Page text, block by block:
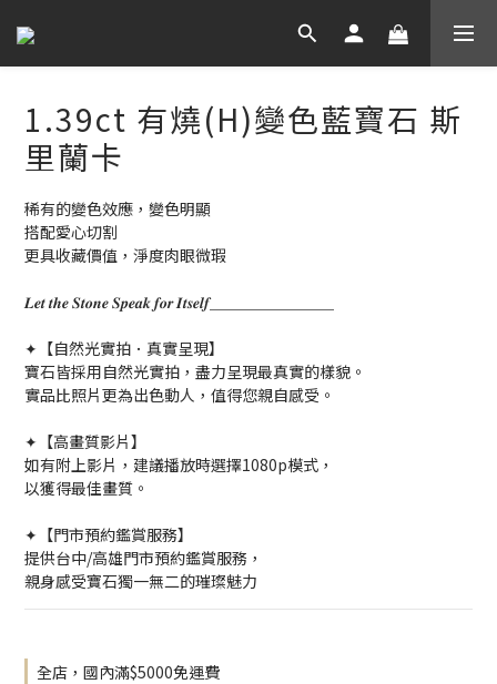
1.39ct 有燒(H)變色藍寶石 斯
里蘭卡
稀有的變色效應，變色明顯
搭配愛心切割
更具收藏價值，淨度肉眼微瑕
𝑳𝒆𝒕 𝒕𝒉𝒆 𝑺𝒕𝒐𝒏𝒆 𝑺𝒑𝒆𝒂𝒌 𝒇𝒐𝒓 𝑰𝒕𝒔𝒆𝒍𝒇＿＿＿＿＿＿＿＿
✦【自然光實拍．真實呈現】
寶石皆採用自然光實拍，盡力呈現最真實的樣貌。
實品比照片更為出色動人，值得您親自感受。
✦【高畫質影片】
如有附上影片，建議播放時選擇1080p模式，
以獲得最佳畫質。
✦【門市預約鑑賞服務】
提供台中/高雄門市預約鑑賞服務，
親身感受寶石獨一無二的璀璨魅力
全店，國內滿$5000免運費